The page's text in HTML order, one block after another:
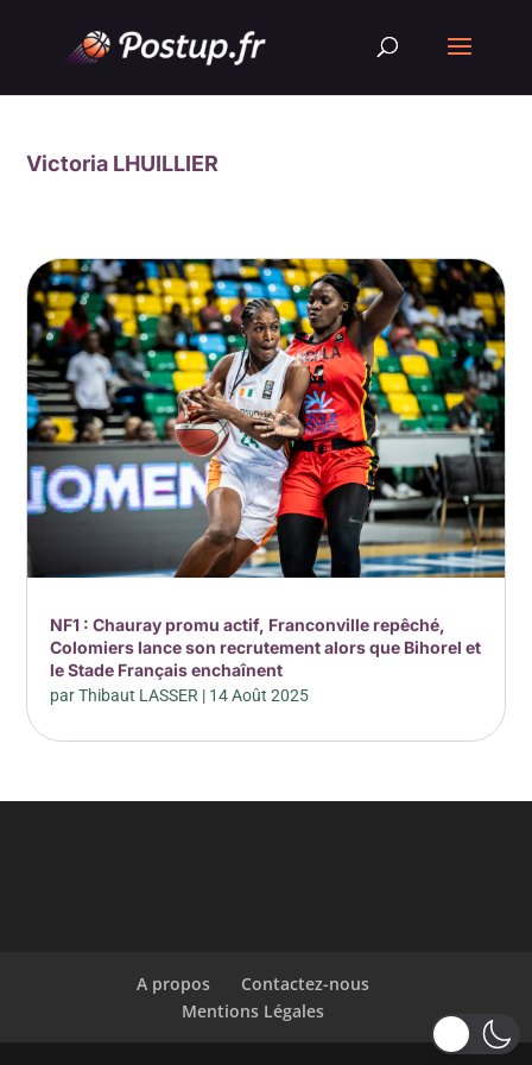
Victoria LHUILLIER
NF1 : Chauray promu actif, Franconville repêché,
Colomiers lance son recrutement alors que Bihorel et
le Stade Français enchaînent
parThibaut LASSER | 14 Août 2025
A propos
Contactez-nous
Mentions Légales